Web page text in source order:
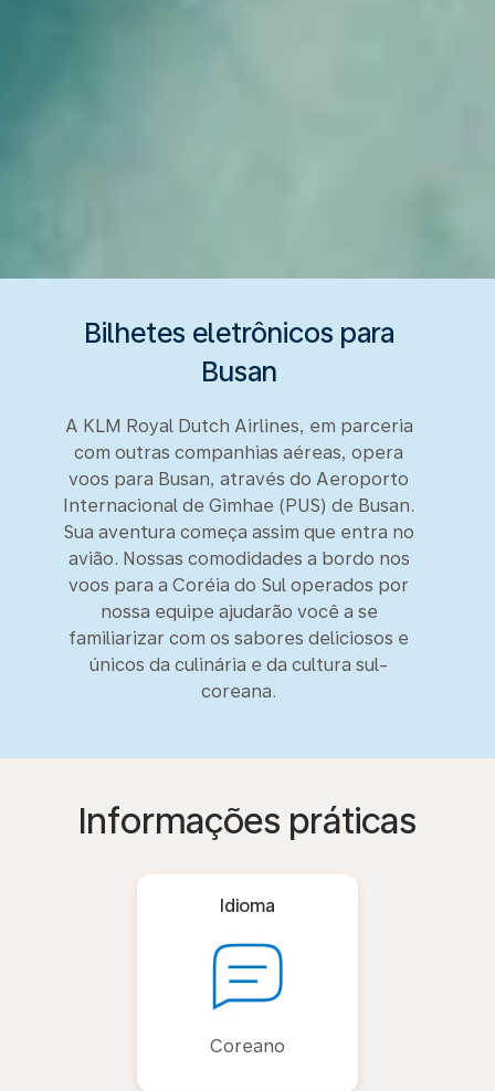
Bilhetes eletrônicos para
Busan
A KLM Royal Dutch Airlines, em parceria
com outras companhias aéreas, opera
voos para Busan, através do Aeroporto
Internacional de Gimhae (PUS) de Busan.
Sua aventura começa assim que entra no
avião. Nossas comodidades a bordo nos
voos para a Coréia do Sul operados por
nossa equipe ajudarão você a se
familiarizar com os sabores deliciosos e
únicos da culinária e da cultura sul-
coreana.
Informações práticas
Idioma
Coreano